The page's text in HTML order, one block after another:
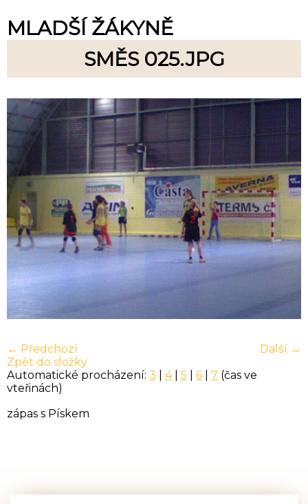
MLADŠÍ ŽÁKYNĚ
SMĚS 025.JPG
← Předchozí
Další →
Zpět do složky
Automatické procházení: 3 4| 5 6 7 (čas ve
vteřinách)
zápas s Pískem